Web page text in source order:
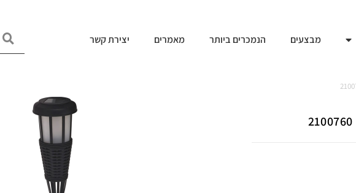
מבצעים הנמכרים ביותר מאמרים יצירת קשר